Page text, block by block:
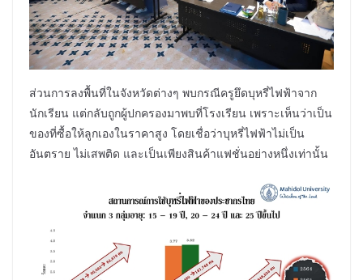
ส่วนการลงพื้นที่ในจังหวัดต่างๆ พบกรณีครูยึดบุหรี่ไฟฟ้าจาก
นักเรียน แต่กลับถูกผู้ปกครองมาพบที่โรงเรียน เพราะเห็นว่าเป็น
ของที่ซื้อให้ลูกเองในราคาสูง โดยเชื่อว่าบุหรี่ไฟฟ้าไม่เป็น
อันตราย ไม่เสพติด และเป็นเพียงสินค้าแฟชั่นอย่างหนึ่งเท่านั้น